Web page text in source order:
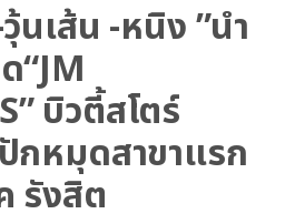
นเส้น -หนิง ”นำ
“JM
บิวตี้สโตร์
กหมุดสาขาแรก
รังสิต